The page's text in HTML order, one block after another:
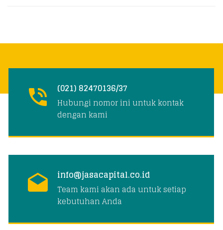
(021) 82470136/37
Hubungi nomor ini untuk kontak
dengan kami
info@jasacapital.co.id
Team kami akan ada untuk setiap
kebutuhan Anda